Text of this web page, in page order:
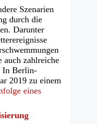
Szenarien
durch die
Darunter
zahlreiche
In Berlin-
2019 zu einem
eines